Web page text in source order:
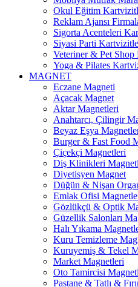
Okul Eğitim
Reklam Ajansı
Sigorta Acenteleri
Siyasi Parti
Veteriner & Pet
Yoga & Pilates
MAGNET
Eczane Magneti
Açacak Magnet
Aktar Magnetleri
Anahtarcı, Çilingir
Beyaz Eşya
Burger & Fast Food
Çiçekçi Magnetleri
Diş Klinikleri
Diyetisyen Magnet
Düğün & Nişan
Emlak Ofisi
Gözlükçü & Optik
Güzellik Salonları
Halı Yıkama
Kuru Temizleme
Kuruyemiş & Tekel
Market Magnetleri
Oto Tamircisi
Pastane & Tatlı &